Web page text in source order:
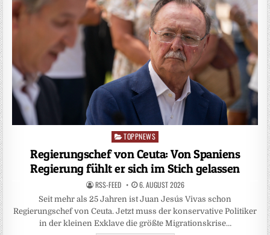
Posted
in
TOPPNEWS
Regierungschef von Ceuta: Von Spaniens
Regierung fühlt er sich im Stich gelassen
RSS-FEED 6. AUGUST 2026
Seit mehr als 25 Jahren ist Juan Jesús Vivas schon
Regierungschef von Ceuta. Jetzt muss der konservative Politiker
in der kleinen Exklave die größte Migrationskrise…